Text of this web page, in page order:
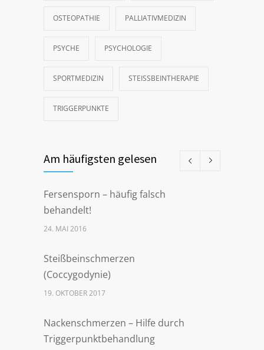
OSTEOPATHIE PALLIATIVMEDIZIN
PSYCHE PSYCHOLOGIE
SPORTMEDIZIN STEISSBEINTHERAPIE
TRIGGERPUNKTE
Am häufigsten gelesen
Fersensporn – häufig falsch
behandelt!
24. MAI 2016
Steißbeinschmerzen
(Coccygodynie)
19. OKTOBER 2017
Nackenschmerzen – Hilfe durch
Triggerpunktbehandlung